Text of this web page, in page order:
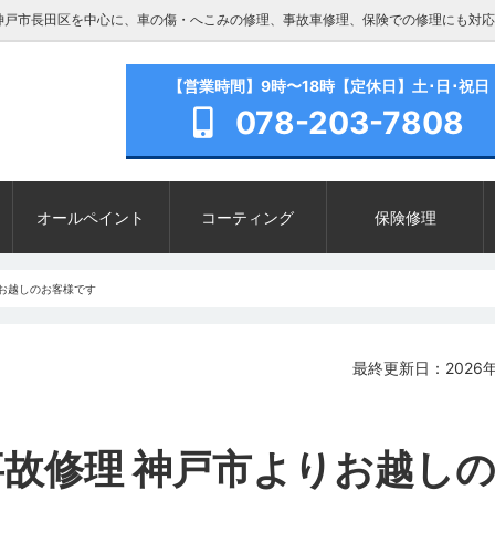
戸市長田区を中心に、車の傷・へこみの修理、事故車修理、保険での修理にも対
【営業時間】9時〜18時【定休日】土･日･祝日
078-203-7808
オールペイント コーティング 保険修理
越しのお客様です
最終更新日：2026
修理 神戸市よりお越し